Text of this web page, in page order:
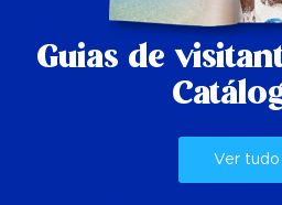
Guias de
Ver tudo